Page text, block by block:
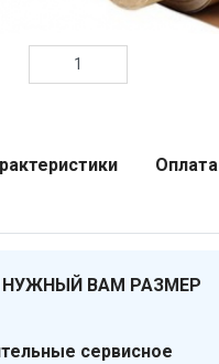
Оплата
НУЖНЫЙ ВАМ РАЗМЕР
сервисное